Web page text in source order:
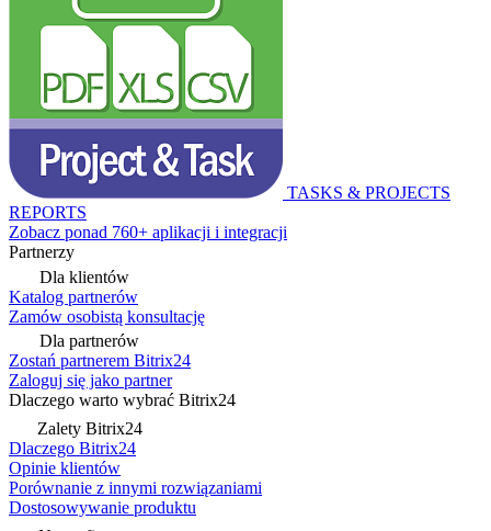
TASKS & PROJECTS
REPORTS
Zobacz ponad 760+ aplikacji i integracji
Partnerzy
Dla klientów
Katalog partnerów
Zamów osobistą konsultację
Dla partnerów
Zostań partnerem Bitrix24
Zaloguj się jako partner
Dlaczego warto wybrać Bitrix24
Zalety Bitrix24
Dlaczego Bitrix24
Opinie klientów
Porównanie z innymi rozwiązaniami
Dostosowywanie produktu